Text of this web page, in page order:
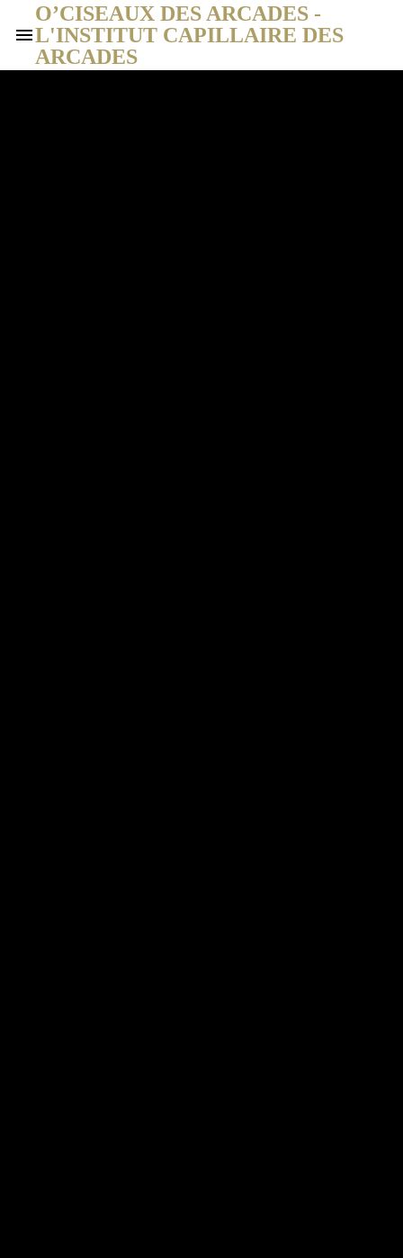
O’CISEAUX DES ARCADES -
L'INSTITUT CAPILLAIRE DES
ARCADES